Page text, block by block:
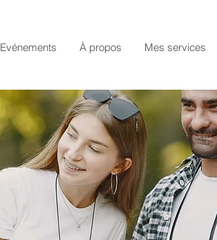
Evénements À propos Mes services